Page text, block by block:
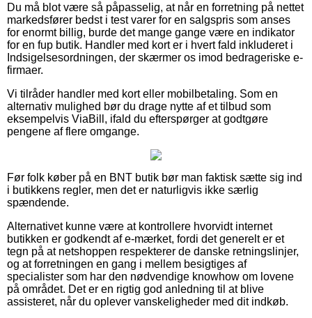
Du må blot være så påpasselig, at når en forretning på nettet
markedsfører bedst i test varer for en salgspris som anses
for enormt billig, burde det mange gange være en indikator
for en fup butik. Handler med kort er i hvert fald inkluderet i
Indsigelsesordningen, der skærmer os imod bedrageriske e-
firmaer.
Vi tilråder handler med kort eller mobilbetaling. Som en
alternativ mulighed bør du drage nytte af et tilbud som
eksempelvis ViaBill, ifald du efterspørger at godtgøre
pengene af flere omgange.
Før folk køber på en BNT butik bør man faktisk sætte sig ind
i butikkens regler, men det er naturligvis ikke særlig
spændende.
Alternativet kunne være at kontrollere hvorvidt internet
butikken er godkendt af e-mærket, fordi det generelt er et
tegn på at netshoppen respekterer de danske retningslinjer,
og at forretningen en gang i mellem besigtiges af
specialister som har den nødvendige knowhow om lovene
på området. Det er en rigtig god anledning til at blive
assisteret, når du oplever vanskeligheder med dit indkøb.